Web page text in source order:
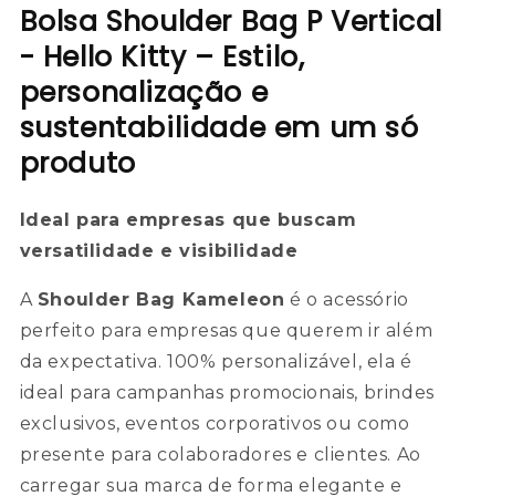
Bolsa Shoulder Bag P Vertical
- Hello Kitty – Estilo,
personalização e
sustentabilidade em um só
produto
Ideal para empresas que buscam
versatilidade e visibilidade
A Shoulder Bag Kameleon é o acessório
perfeito para empresas que querem ir além
da expectativa. 100% personalizável, ela é
ideal para campanhas promocionais, brindes
exclusivos, eventos corporativos ou como
presente para colaboradores e clientes. Ao
carregar sua marca de forma elegante e